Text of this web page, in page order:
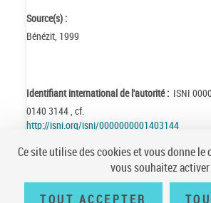
Source(s) :
Bénézit, 1999
Identifiant international de l'autorité : ISNI
0140 3144 , cf.
http://isni.org/isni/0000000001403144
Notice n° :FRBNF14975270
Mise à jour :02/10/07
Ce site utilise des cookies et vous donne le
vous souhaitez activer
TOUT ACCEPTER